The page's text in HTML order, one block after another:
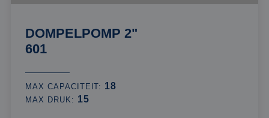
DOMPELPOMP 2"
601
MAX CAPACITEIT: 18
MAX DRUK: 15